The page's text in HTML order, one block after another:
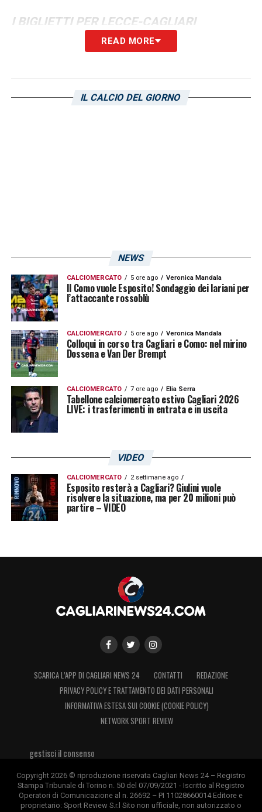
I BIGLIETTI PER LECCE-CAGLIARI
READ MORE
IL CALCIO DEL GIORNO
NEWS
CALCIOMERCATO 5 ore ago Veronica Mandala
Il Como vuole Esposito! Sondaggio dei lariani per
l’attaccante rossoblù
CALCIOMERCATO 5 ore ago Veronica Mandala
Colloqui in corso tra Cagliari e Como: nel mirino
Dossena e Van Der Brempt
CALCIOMERCATO 7 ore ago Elia Serra
Tabellone calciomercato estivo Cagliari 2026
LIVE: i trasferimenti in entrata e in uscita
VIDEO
CALCIOMERCATO 2 settimane ago
Esposito resterà a Cagliari? Giulini vuole
risolvere la situazione, ma per 20 milioni può
partire – VIDEO
SCARICA L’APP DI CAGLIARI NEWS 24 CONTATTI
REDAZIONE
PRIVACY POLICY E TRATTAMENTO DEI DATI PERSONALI
INFORMATIVA ESTESA SUI COOKIE (COOKIE POLICY)
NETWORK SPORT REVIEW
gestisci il consenso
Copyright 2026 © riproduzione riservata Cagliari News 24 – Registro
Stampa Tribunale di Torino n. 50 del 07/09/2021 - Iscritto al Registro
Operatori di Comunicazione al n. 26692 – PI 11028660014 Editore e
proprietario: Sport Review S.r.l Sito non ufficiale, non autorizzato o